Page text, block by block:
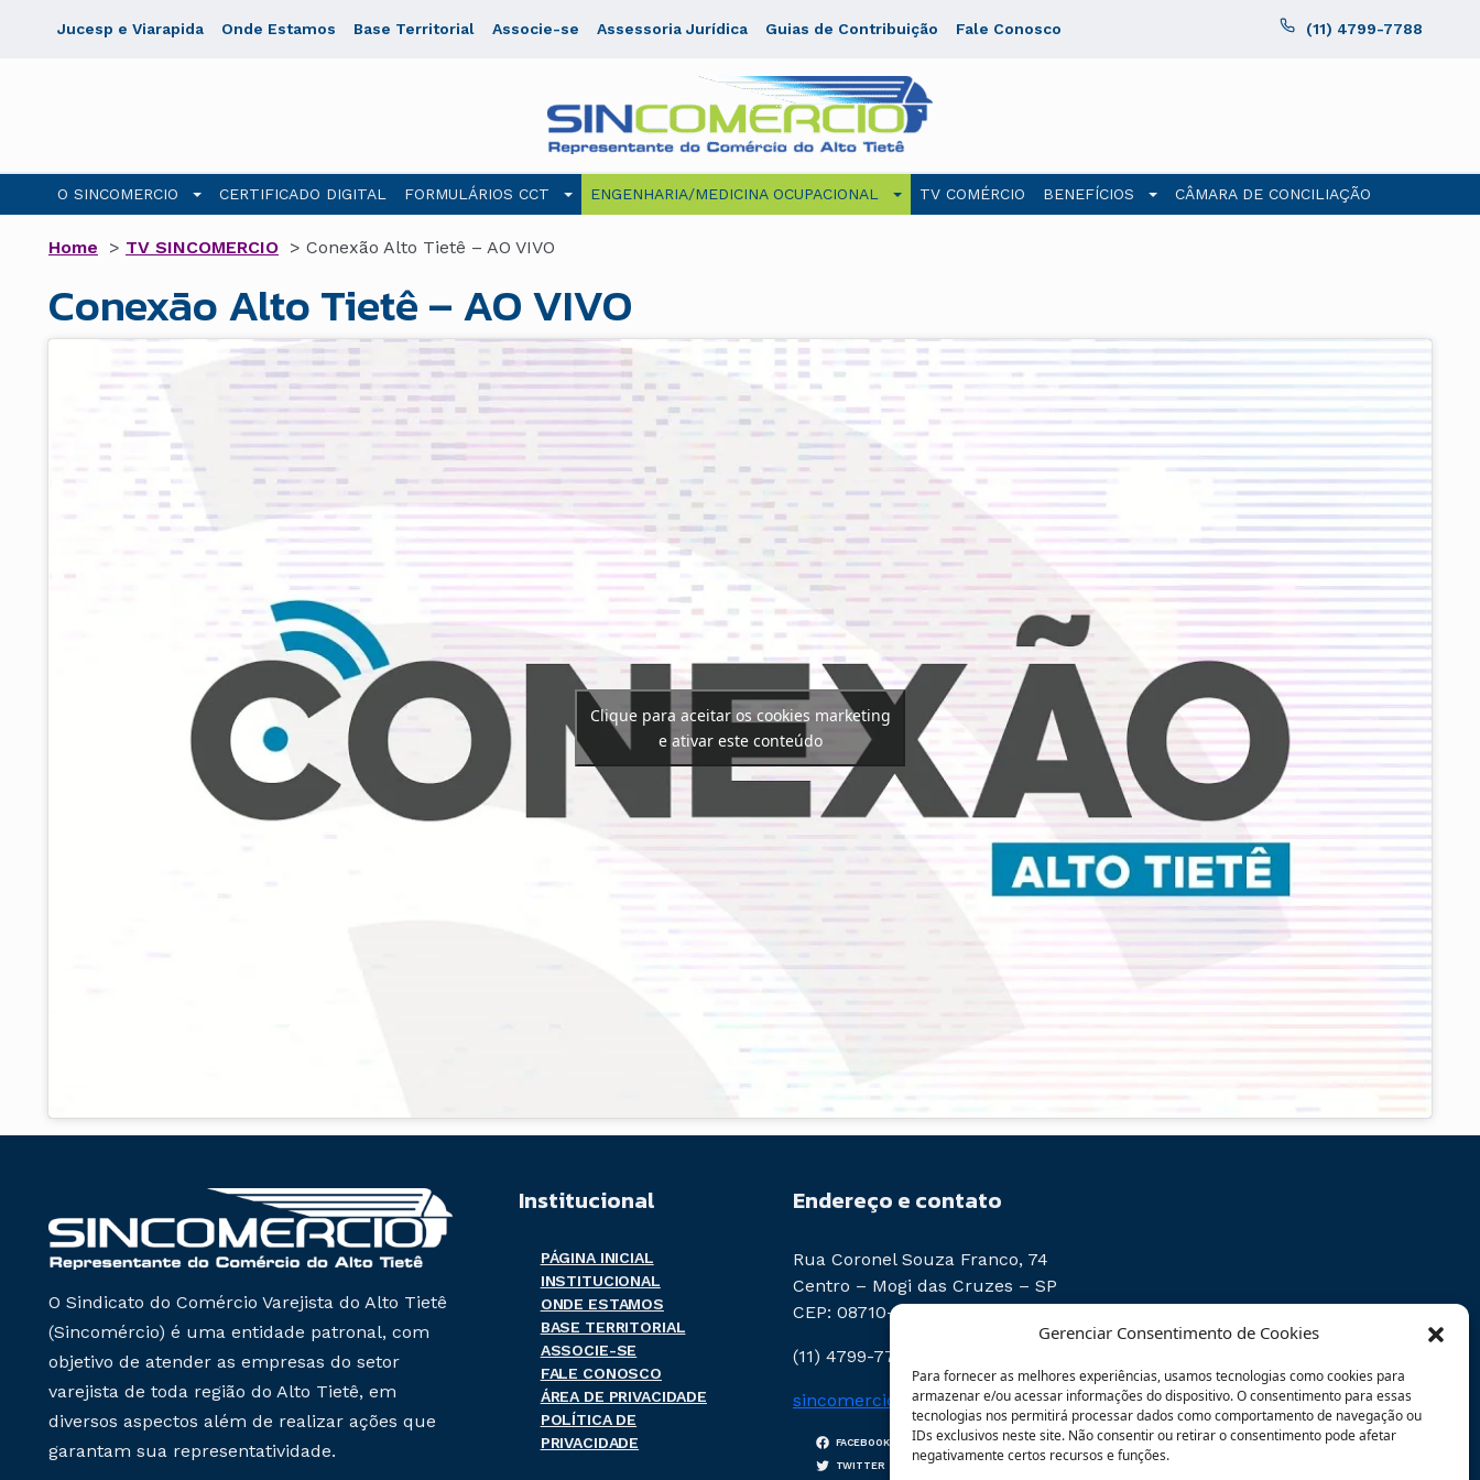
Gerenciar Consentimento de Cookies
Para fornecer as melhores experiências, usamos tecnologias como cookies para
armazenar e/ou acessar informações do dispositivo. O consentimento para essas
tecnologias nos permitirá processar dados como comportamento de navegação ou
IDs exclusivos neste site. Não consentir ou retirar o consentimento pode afetar
negativamente certos recursos e funções.
Jucesp e Viarapida Onde Estamos Base Territorial Associe-se Assessoria Jurídica Guias de Contribuição Fale Conosco (11) 4799-7788
O SINCOMERCIO CERTIFICADO DIGITAL FORMULÁRIOS CCT ENGENHARIA/MEDICINA OCUPACIONAL TV COMÉRCIO BENEFÍCIOS CÂMARA DE CONCILIAÇÃO
Home > TV SINCOMERCIO > Conexão Alto Tietê – AO VIVO
Conexão Alto Tietê – AO VIVO
Clique para aceitar os cookies marketing
e ativar este conteúdo
O Sindicato do Comércio Varejista do Alto Tietê
(Sincomércio) é uma entidade patronal, com
objetivo de atender as empresas do setor
varejista de toda região do Alto Tietê, em
diversos aspectos além de realizar ações que
garantam sua representatividade.
Institucional
PÁGINA INICIAL
INSTITUCIONAL
ONDE ESTAMOS
BASE TERRITORIAL
ASSOCIE-SE
FALE CONOSCO
ÁREA DE PRIVACIDADE
POLÍTICA DE
PRIVACIDADE
Endereço e contato
Rua Coronel Souza Franco, 74
Centro – Mogi das Cruzes – SP
CEP: 08710-020
(11) 4799-7788
sincomercio@sincomercio.com.br
FACEBOOK INSTAGRAM
TWITTER